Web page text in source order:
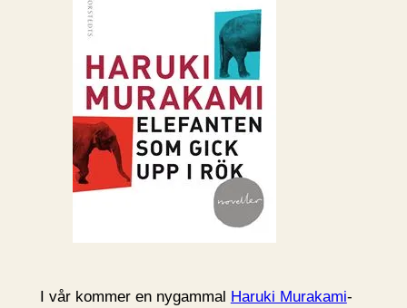
I vår kommer en nygammal Haruki Murakami-